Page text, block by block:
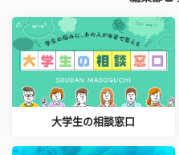
大学生の相談窓口